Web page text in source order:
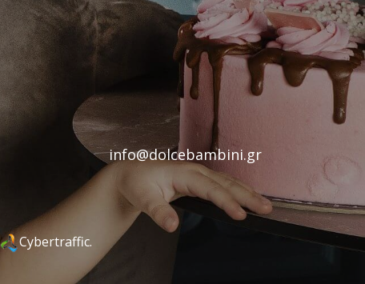
info@dolcebambini.gr
Cybertraffic.